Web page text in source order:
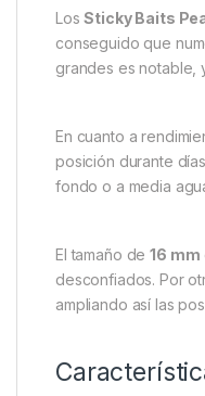
LosSticky Baits
conseguido que
grandes es notable,
En cuanto a
posición durante
fondo o a media
El tamaño de16 mm
desconfiados. Por
ampliando así las